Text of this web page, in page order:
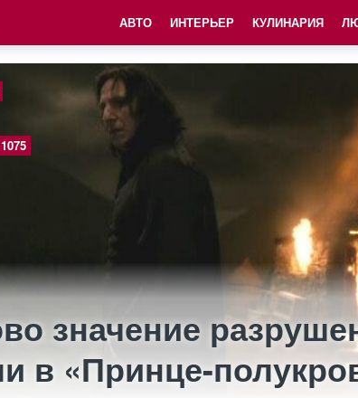
АВТО ИНТЕРЬЕР КУЛИНАРИЯ
значение
в «Принце-